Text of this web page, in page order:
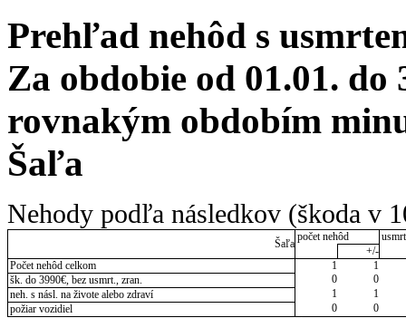
Prehľad nehôd s
Za obdobie od 01.01. do
rovnakým obdobím
Šaľa
Nehody podľa následkov (škoda v
Šaľa
počet nehôd
+/-
Počet nehôd celkom
1
1
šk. do 3990€, bez usmrt., zran.
0
0
neh. s násl. na živote alebo zdraví
1
1
požiar vozidiel
0 0